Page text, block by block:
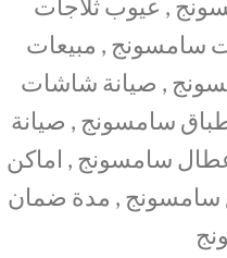
, عيوب ثلاجات
سامسونج , مبيعات
, صيانة شاشات
سامسونج , صيانة
سامسونج , اماكن
سامسونج , مدة ضمان